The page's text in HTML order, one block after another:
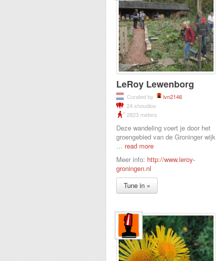
LeRoy Lewenborg
Curated by
ivn2146
24 shoudios
2823 meters
Deze wandeling voert je door het
groengebied van de Groninger wijk
… read more
Meer info: http://www.leroy-
groningen.nl
Tune in »